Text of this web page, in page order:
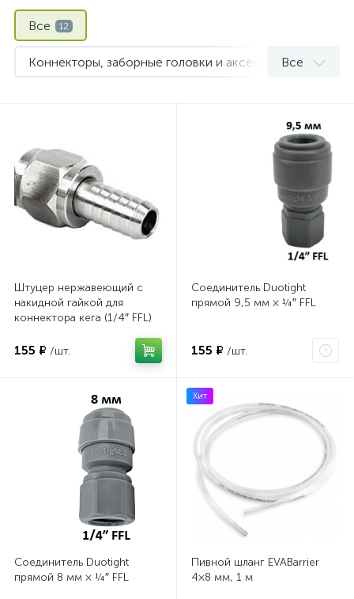
Все 12
Коннекторы, заборные головки и аксессуары для кегов
Уплотнения и прокладки
Цанговые фитинги Duotight
Все
Штуцер нержавеющий с
накидной гайкой для
коннектора кега (1/4″ FFL)
155 ₽ /шт.
Соединитель Duotight
прямой 9,5 мм × ¼″ FFL
155 ₽ /шт.
Соединитель Duotight
прямой 8 мм × ¼″ FFL
Хит
Пивной шланг EVABarrier
4×8 мм, 1 м